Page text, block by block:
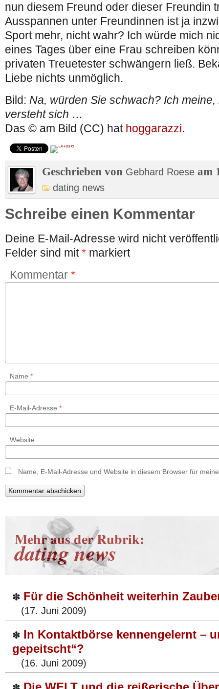
nun diesem Freund oder dieser Freundin
Ausspannen unter Freundinnen ist ja
Sport mehr, nicht wahr? Ich würde mich
eines Tages über eine Frau schreiben
privaten Treuetester schwängern ließ.
Liebe nichts unmöglich.
Bild: Na, würden Sie schwach? Ich
versteht sich …
Das © am Bild (CC) hat hoggarazzi.
Geschrieben von Gebhard Roese am
dating news
Schreibe einen Kommentar
Deine E-Mail-Adresse wird nicht
Felder sind mit* markiert
Kommentar *
Name *
E-Mail-Adresse *
Website
Name, E-Mail-Adresse und Website in diesem Browser für
Mehr aus der Rubrik:
dating news
✽ Für die Schönheit weiterhin
(17. Juni 2009)
✽ In Kontaktbörse kennengelernt –
gepeitscht“?
(16. Juni 2009)